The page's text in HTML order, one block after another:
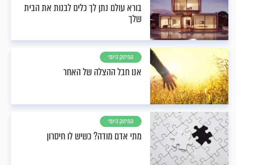
בורא עולם נתן לך כלים לבנות את הבית
שלך
החיזוק היומי
אנו חבל ההצלה של האחר
החיזוק היומי
מתי אדם מודה? כשיש לו חיסרון